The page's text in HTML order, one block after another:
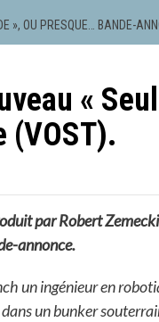
», OU PRESQUE… BANDE-
«
(VOST).
par Robert
annonce.
un ingénieur en
un bunker